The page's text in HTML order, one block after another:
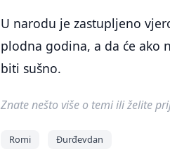
U narodu je zastupljeno
plodna godina, a da će ako
biti sušno.
Znate nešto više o temi ili želite
Romi Đurđevdan